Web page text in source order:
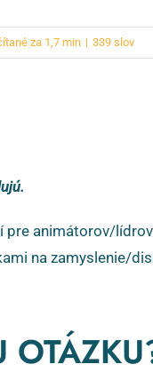
za 1,7 min | 339 slov
pre animátorov/
na zamyslenie/